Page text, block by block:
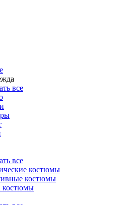
все
все
костюмы
костюмы
костюмы